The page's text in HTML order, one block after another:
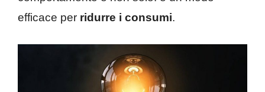
efficace per ridurre i consumi.